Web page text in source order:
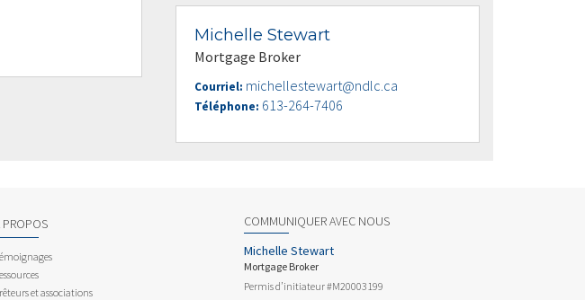
Michelle Stewart
Mortgage Broker
Courriel: michellestewart@ndlc.ca
Téléphone: 613-264-7406
PROPOS
et associations
COMMUNIQUER AVEC NOUS
Michelle Stewart
Mortgage Broker
Permis d’initiateur #M20003199